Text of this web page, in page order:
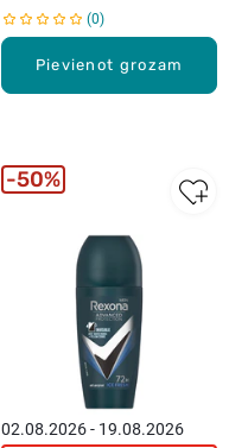
Pievienot grozam
0
02.08.2026 - 19.08.2026
50%